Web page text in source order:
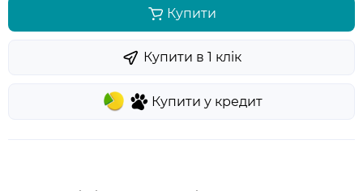
Купити
Купити у кредит
Купити в 1 клiк